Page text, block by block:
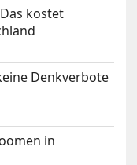
kostet
Denkverbote
in